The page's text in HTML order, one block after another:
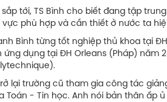
sắp tới, TS Bình cho biết đang tập
vực phù hợp và cần thiết ở nước ta
Bình từng tốt nghiệp thủ khoa tại
ứng dụng tại ĐH Orleans (Pháp) năm
lại trường cũ tham gia công tác
Toán - Tin học. Anh nói bản thân ấp